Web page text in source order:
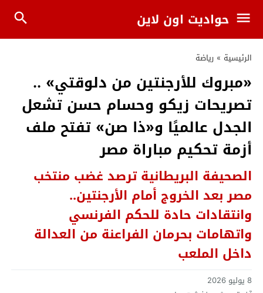
حواديت اون لاين
الرئيسية » رياضة
«مبروك للأرجنتين من دلوقتي» ..
تصريحات زيكو وحسام حسن تشعل
الجدل عالميًا و«ذا صن» تفتح ملف
أزمة تحكيم مباراة مصر
الصحيفة البريطانية ترصد غضب منتخب
مصر بعد الخروج أمام الأرجنتين..
وانتقادات حادة للحكم الفرنسي
واتهامات بحرمان الفراعنة من العدالة
داخل الملعب
8 يوليو 2026